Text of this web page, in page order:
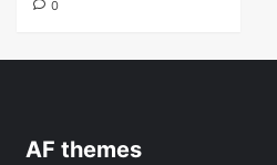
0
AF themes